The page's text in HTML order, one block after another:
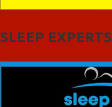
SLEEP EXPERTS